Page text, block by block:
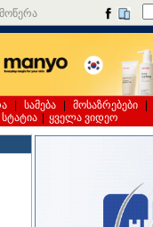
სამება მოსაზრებები
ყველა ვიდეო